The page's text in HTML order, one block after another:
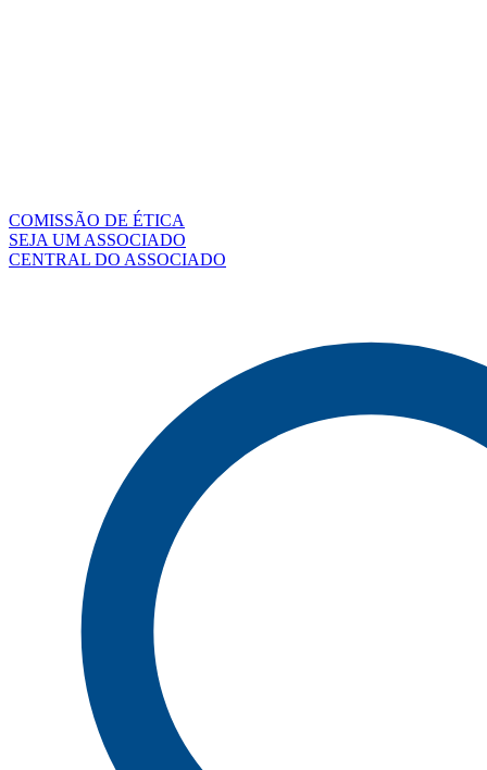
COMISSÃO DE ÉTICA
SEJA UM ASSOCIADO
CENTRAL DO ASSOCIADO